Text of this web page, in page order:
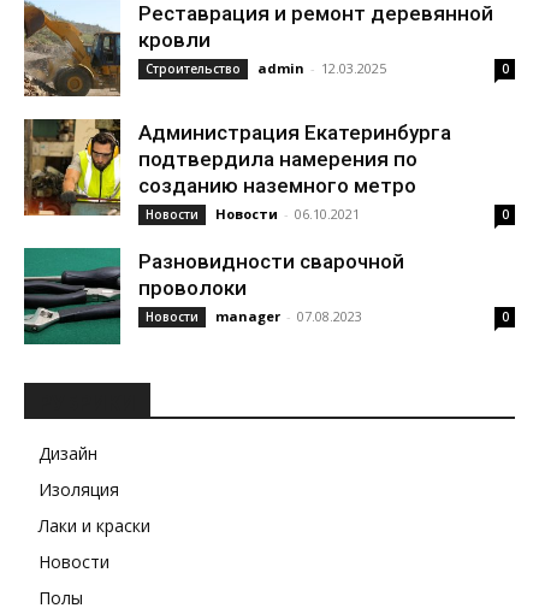
Реставрация и ремонт деревянной
кровли
Строительство admin - 12.03.2025 0
Администрация Екатеринбурга
подтвердила намерения по
созданию наземного метро
Новости Новости - 06.10.2021 0
Разновидности сварочной
проволоки
Новости manager - 07.08.2023 0
Дизайн
Изоляция
Лаки и краски
Новости
Полы